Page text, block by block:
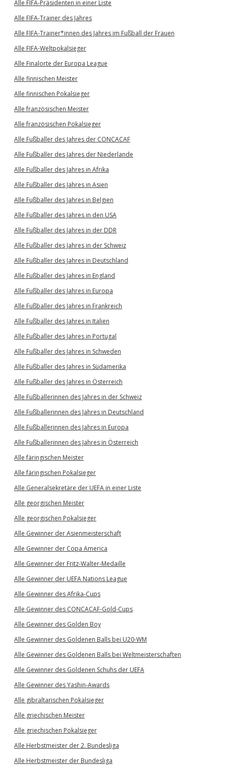
Alle FIFA-Präsidenten in einer Liste
Alle FIFA-Trainer des Jahres
Alle FIFA-Trainer*innen des Jahres im Fußball der Frauen
Alle FIFA-Weltpokalsieger
Alle Finalorte der Europa League
Alle finnischen Meister
Alle finnischen Pokalsieger
Alle französischen Meister
Alle französischen Pokalsieger
Alle Fußballer des Jahres der CONCACAF
Alle Fußballer des Jahres der Niederlande
Alle Fußballer des Jahres in Afrika
Alle Fußballer des Jahres in Asien
Alle Fußballer des Jahres in Belgien
Alle Fußballer des Jahres in den USA
Alle Fußballer des Jahres in der DDR
Alle Fußballer des Jahres in der Schweiz
Alle Fußballer des Jahres in Deutschland
Alle Fußballer des Jahres in England
Alle Fußballer des Jahres in Europa
Alle Fußballer des Jahres in Frankreich
Alle Fußballer des Jahres in Italien
Alle Fußballer des Jahres in Portugal
Alle Fußballer des Jahres in Schweden
Alle Fußballer des Jahres in Südamerika
Alle Fußballer des Jahres in Österreich
Alle Fußballerinnen des Jahres in der Schweiz
Alle Fußballerinnen des Jahres in Deutschland
Alle Fußballerinnen des Jahres in Europa
Alle Fußballerinnen des Jahres in Österreich
Alle färingischen Meister
Alle färingischen Pokalsieger
Alle Generalsekretäre der UEFA in einer Liste
Alle georgischen Meister
Alle georgischen Pokalsieger
Alle Gewinner der Asienmeisterschaft
Alle Gewinner der Copa America
Alle Gewinner der Fritz-Walter-Medaille
Alle Gewinner der UEFA Nations League
Alle Gewinner des Afrika-Cups
Alle Gewinner des CONCACAF-Gold-Cups
Alle Gewinner des Golden Boy
Alle Gewinner des Goldenen Balls bei U20-WM
Alle Gewinner des Goldenen Balls bei Weltmeisterschaften
Alle Gewinner des Goldenen Schuhs der UEFA
Alle Gewinner des Yashin-Awards
Alle gibraltarischen Pokalsieger
Alle griechischen Meister
Alle griechischen Pokalsieger
Alle Herbstmeister der 2. Bundesliga
Alle Herbstmeister der Bundesliga